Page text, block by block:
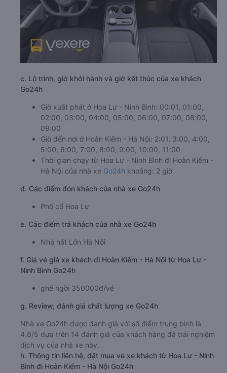
c. Lộ trình, giờ khởi hành và giờ kết thúc của xe khách
Go24h
Giờ xuất phát ở Hoa Lư - Ninh Bình: 00:01, 01:00,
02:00, 03:00, 04:00, 05:00, 06:00, 07:00, 08:00,
09:00
Giờ đến nơi ở Hoàn Kiếm - Hà Nội: 2:01, 3:00, 4:00,
5:00, 6:00, 7:00, 8:00, 9:00, 10:00, 11:00
Thời gian chạy từ Hoa Lư - Ninh Bình đi Hoàn Kiếm -
Hà Nội của nhà xe Go24h khoảng: 2 giờ
d. Các điểm đón khách của nhà xe Go24h
Phố cổ Hoa Lư
e. Các điểm trả khách của nhà xe Go24h
Nhà hát Lớn Hà Nội
f. Giá vé giá xe khách đi Hoàn Kiếm - Hà Nội từ Hoa Lư -
Ninh Bình Go24h
ghế ngồi 350000đ/vé
g. Review, đánh giá chất lượng xe Go24h
Nhà xe Go24h được đánh giá với số điểm trung bình là
4.8/5 dựa trên 14 đánh giá của khách hàng đã trải nghiệm
dịch vụ của nhà xe này.
h. Thông tin liên hệ, đặt mua vé xe khách từ Hoa Lư - Ninh
Bình đi Hoàn Kiếm - Hà Nội Go24h